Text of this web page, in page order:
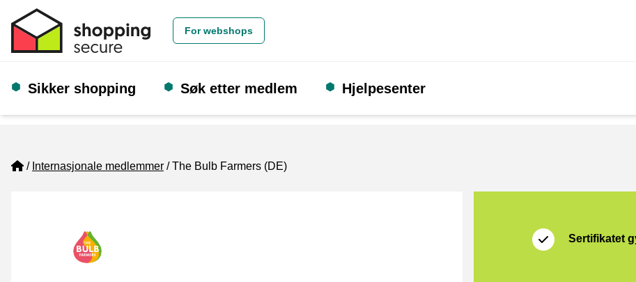
For webshops
Sikker shopping Søk etter medlem Hjelpesenter
Home
Internasjonale medlemmer The Bulb Farmers (DE)
Sertifikatet